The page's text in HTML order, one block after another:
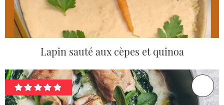
Lapin sauté aux cèpes et quinoa